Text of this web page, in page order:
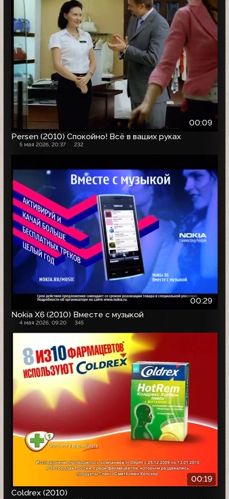
00:09
Persen (2010) Спокойно! Всё в ваших руках
5 мая 2026, 20:37 232
00:29
Nokia X6 (2010) Вместе с музыкой
4 мая 2026, 09:20 345
00:19
Coldrex (2010)